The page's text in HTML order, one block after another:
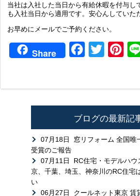
当社は入社した当日から有給休暇を付与し
も入社当日から適用です。安心んしていた
お早めにメールでご予約ください。
Share
ブログの最新記
07月18日
窓リフォーム 全国唯
受賞のご報告
07月11日
RC住宅・モデルハ
京、千葉、埼玉、神奈川のRC住宅
い
06月27日
クールネット東京 賃